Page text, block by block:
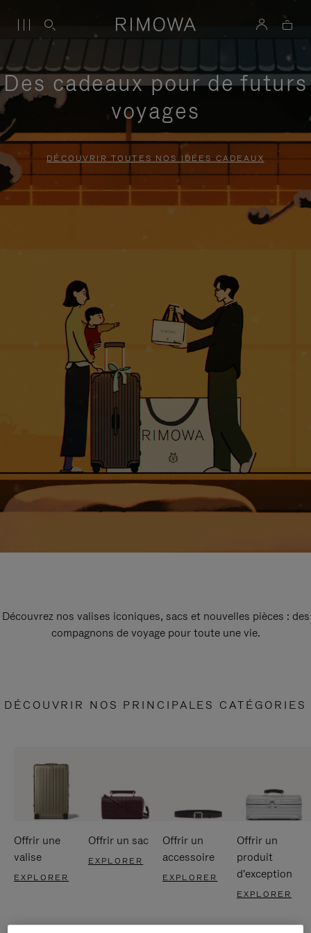
Des cadeaux pour de futurs
voyages
DÉCOUVRIR TOUTES NOS IDÉES CADEAUX
Découvrez nos valises iconiques, sacs et nouvelles pièces : des
compagnons de voyage pour toute une vie.
DÉCOUVRIR NOS PRINCIPALES CATÉGORIES
Offrir une
valise
EXPLORER
Offrir un sac
EXPLORER
Offrir un
accessoire
EXPLORER
Offrir un
produit
d'exception
EXPLORER